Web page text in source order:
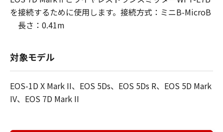
を接続するために使用します。接続方式：ミニB-MicroB
長さ：0.41m
対象モデル
EOS-1D X Mark II、EOS 5Ds、EOS 5Ds R、EOS 5D Mark
IV、EOS 7D Mark II